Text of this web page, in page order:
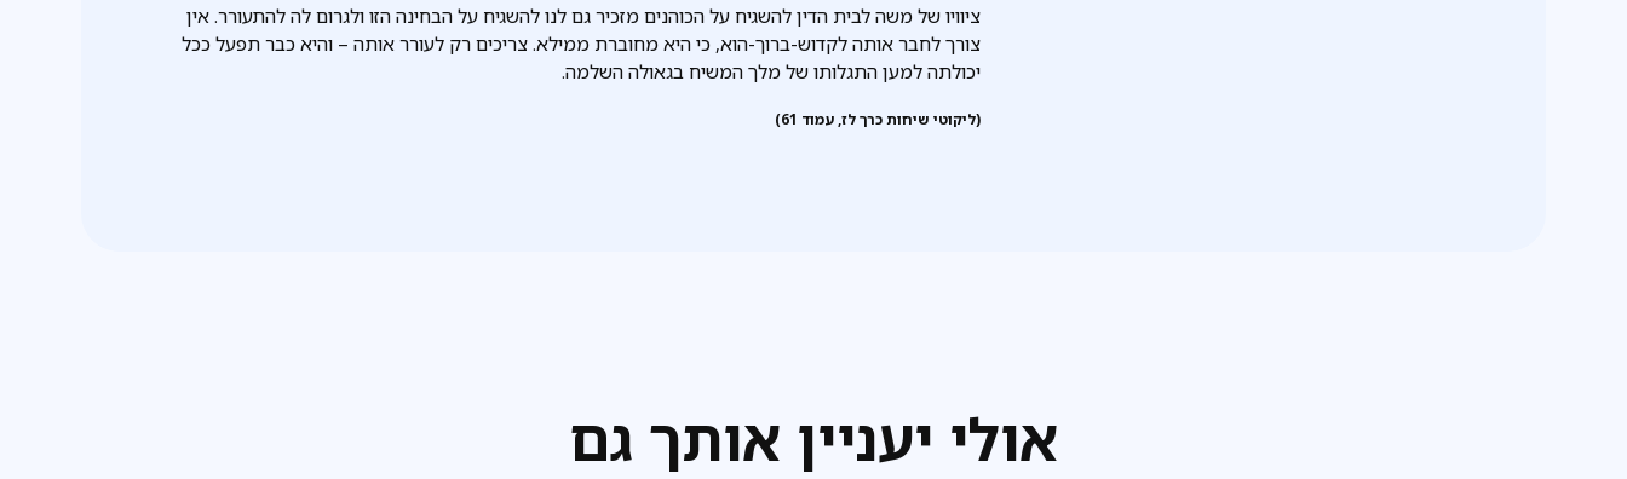
ציוויו של משה לבית הדין להשגיח על הכוהנים מזכיר גם לנו להשגיח על הבחינה הזו ולגרום לה להתעורר. אין
צורך לחבר אותה לקדוש-ברוך-הוא, כי היא מחוברת ממילא. צריכים רק לעורר אותה – והיא כבר תפעל ככל
יכולתה למען התגלותו של מלך המשיח בגאולה השלמה.
(ליקוטי שיחות כרך לז, עמוד 61)
אולי יעניין אותך גם